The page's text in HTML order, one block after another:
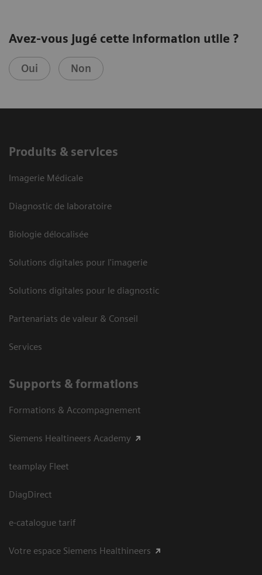
Avez-vous jugé cette information utile ?
Oui Non
Produits & services
Imagerie Médicale
Diagnostic de laboratoire
Biologie délocalisée
Solutions digitales pour l'imagerie
Solutions digitales pour le diagnostic
Partenariats de valeur & Conseil
Services
Supports & formations
Formations & Accompagnement
Siemens Healtineers Academy
teamplay Fleet
DiagDirect
e-catalogue tarif
Votre espace Siemens Healthineers